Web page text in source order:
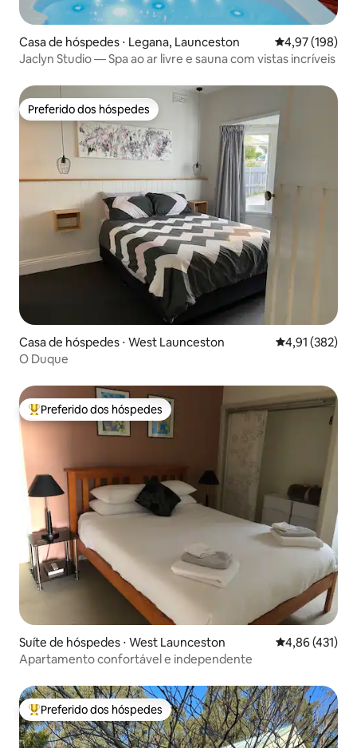
Casa de hóspedes ⋅ Legana, Launceston 4,97 de uma
4,97 (198)
Jaclyn Studio — Spa ao ar livre e sauna com vistas incríveis
Preferido dos hóspedes
Preferido dos hóspedes
Casa de hóspedes ⋅ West Launceston 4,91 de uma
4,91 (382)
O Duque
Entre os melhores preferidos dos hóspedes
Preferido dos hóspedes
Suíte de hóspedes ⋅ West Launceston 4,86 de uma
4,86 (431)
Apartamento confortável e independente
Entre os melhores preferidos dos hóspedes
Preferido dos hóspedes